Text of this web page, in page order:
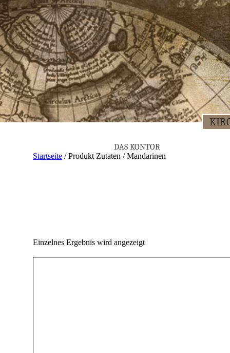
DAS KON­TOR
Startseite / Produkt Zutaten / Mandarinen
Einzelnes Ergebnis wird angezeigt